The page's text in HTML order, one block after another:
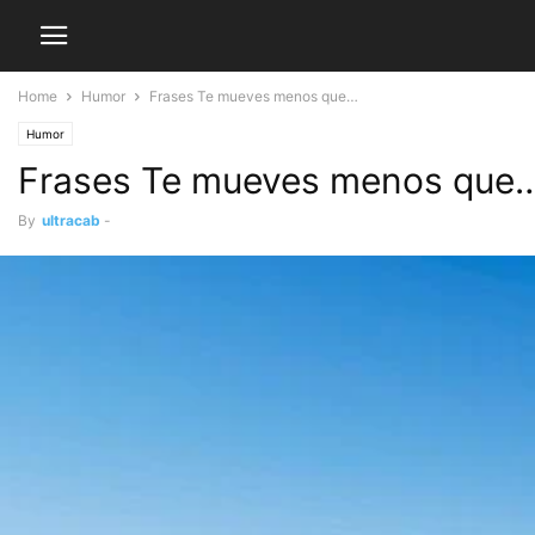
Home Humor Frases Te mueves menos que…
Humor
Frases Te mueves menos
By ultracab -